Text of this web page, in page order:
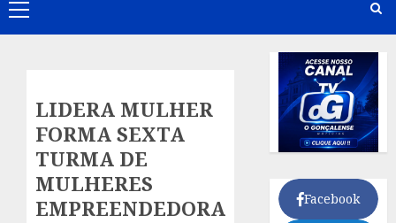
Primary
Menu
LIDERA MULHER
FORMA SEXTA
TURMA DE
MULHERES
EMPREENDEDORAS
Facebook